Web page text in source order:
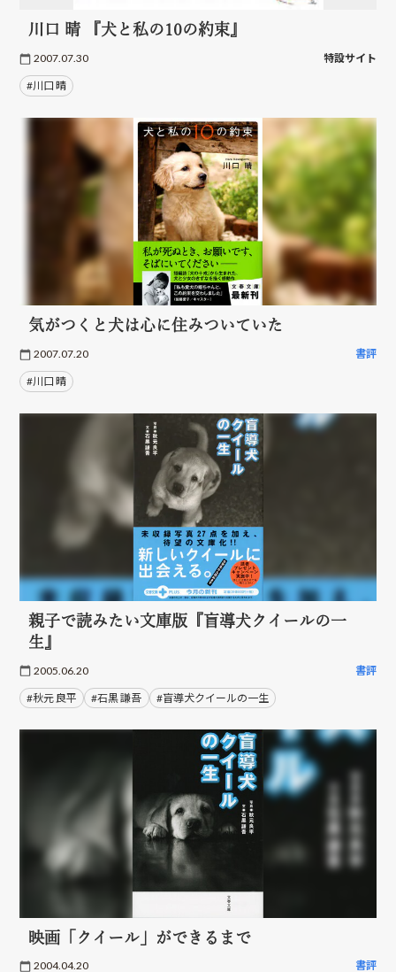
川口 晴 『犬と私の10の約束』
2007.07.30 特設サイト
#川口 晴
気がつくと犬は心に住みついていた
2007.07.20 書評
#川口 晴
親子で読みたい文庫版『盲導犬クイールの一
生』
2005.06.20 書評
#秋元 良平 #石黒 謙吾 #盲導犬クイールの一生
映画「クイール」ができるまで
2004.04.20 書評